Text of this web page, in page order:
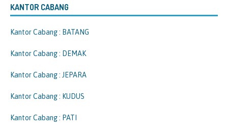
KANTOR CABANG
Kantor Cabang : BATANG
Kantor Cabang : DEMAK
Kantor Cabang : JEPARA
Kantor Cabang : KUDUS
Kantor Cabang : PATI